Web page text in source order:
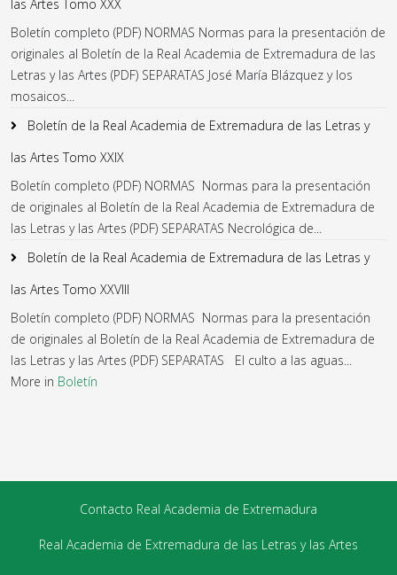
las Artes Tomo XXX
Boletín completo (PDF) NORMAS Normas para la presentación de
originales al Boletín de la Real Academia de Extremadura de las
Letras y las Artes (PDF) SEPARATAS José María Blázquez y los
mosaicos...
Boletín de la Real Academia de Extremadura de las Letras y
las Artes Tomo XXIX
Boletín completo (PDF) NORMAS Normas para la presentación
de originales al Boletín de la Real Academia de Extremadura de
las Letras y las Artes (PDF) SEPARATAS Necrológica de...
Boletín de la Real Academia de Extremadura de las Letras y
las Artes Tomo XXVIII
Boletín completo (PDF) NORMAS Normas para la presentación
de originales al Boletín de la Real Academia de Extremadura de
las Letras y las Artes (PDF) SEPARATAS El culto a las aguas...
More in Boletín
Contacto Real Academia de Extremadura
Real Academia de Extremadura de las Letras y las Artes